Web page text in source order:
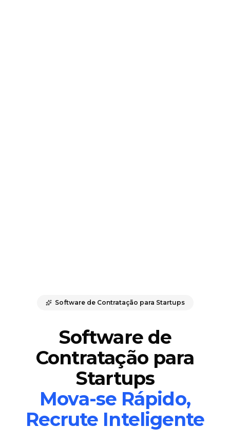
Software de Contratação para Startups
Software de
Contratação para
Startups
Mova-se Rápido,
Recrute Inteligente